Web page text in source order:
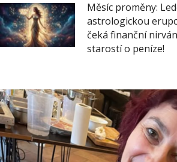
Měsíc proměny:
astrologickou
čeká finanční
starostí o peníze!